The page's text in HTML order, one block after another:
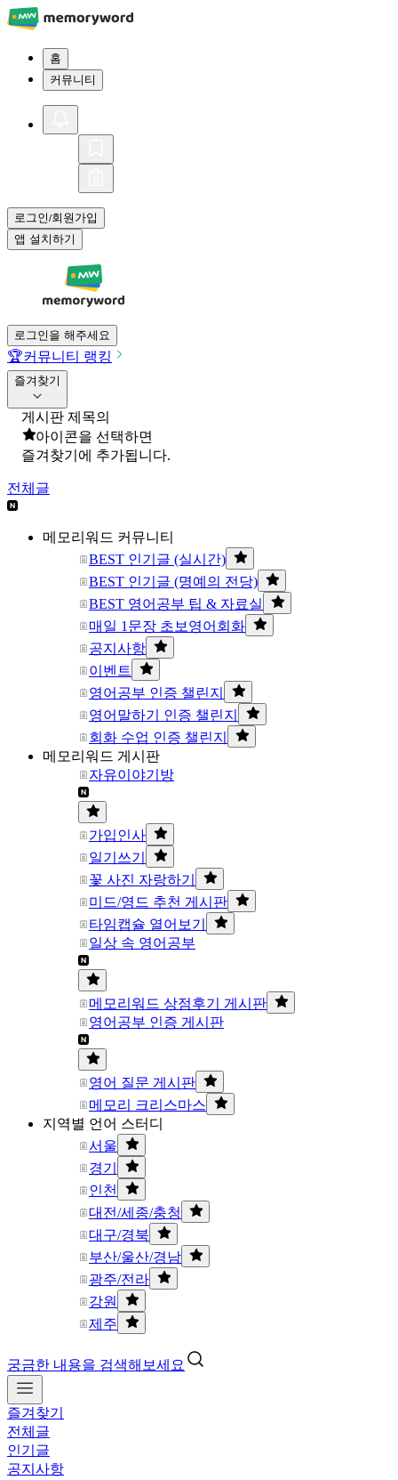
홈
커뮤니티
로그인/회원가입
앱 설치하기
로그인을 해주세요
🏆커뮤니티 랭킹
즐겨찾기
게시판 제목의
아이콘을 선택하면
즐겨찾기에 추가됩니다.
전체글
메모리워드 커뮤니티
BEST 인기글 (실시간)
BEST 인기글 (명예의 전당)
BEST 영어공부 팁 & 자료실
매일 1문장 초보영어회화
공지사항
이벤트
영어공부 인증 챌린지
영어말하기 인증 챌린지
회화 수업 인증 챌린지
메모리워드 게시판
자유이야기방
가입인사
일기쓰기
꽃 사진 자랑하기
미드/영드 추천 게시판
타임캡슐 열어보기
일상 속 영어공부
메모리워드 상점후기 게시판
영어공부 인증 게시판
영어 질문 게시판
메모리 크리스마스
지역별 언어 스터디
서울
경기
인천
대전/세종/충청
대구/경북
부산/울산/경남
광주/전라
강원
제주
궁금한 내용을 검색해보세요
즐겨찾기
전체글
인기글
공지사항